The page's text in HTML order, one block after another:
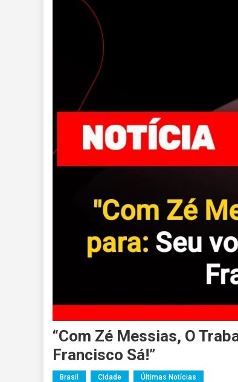
“Com Zé Messias, O
Francisco Sá!”
Brasil Cidade Últimas Notícias